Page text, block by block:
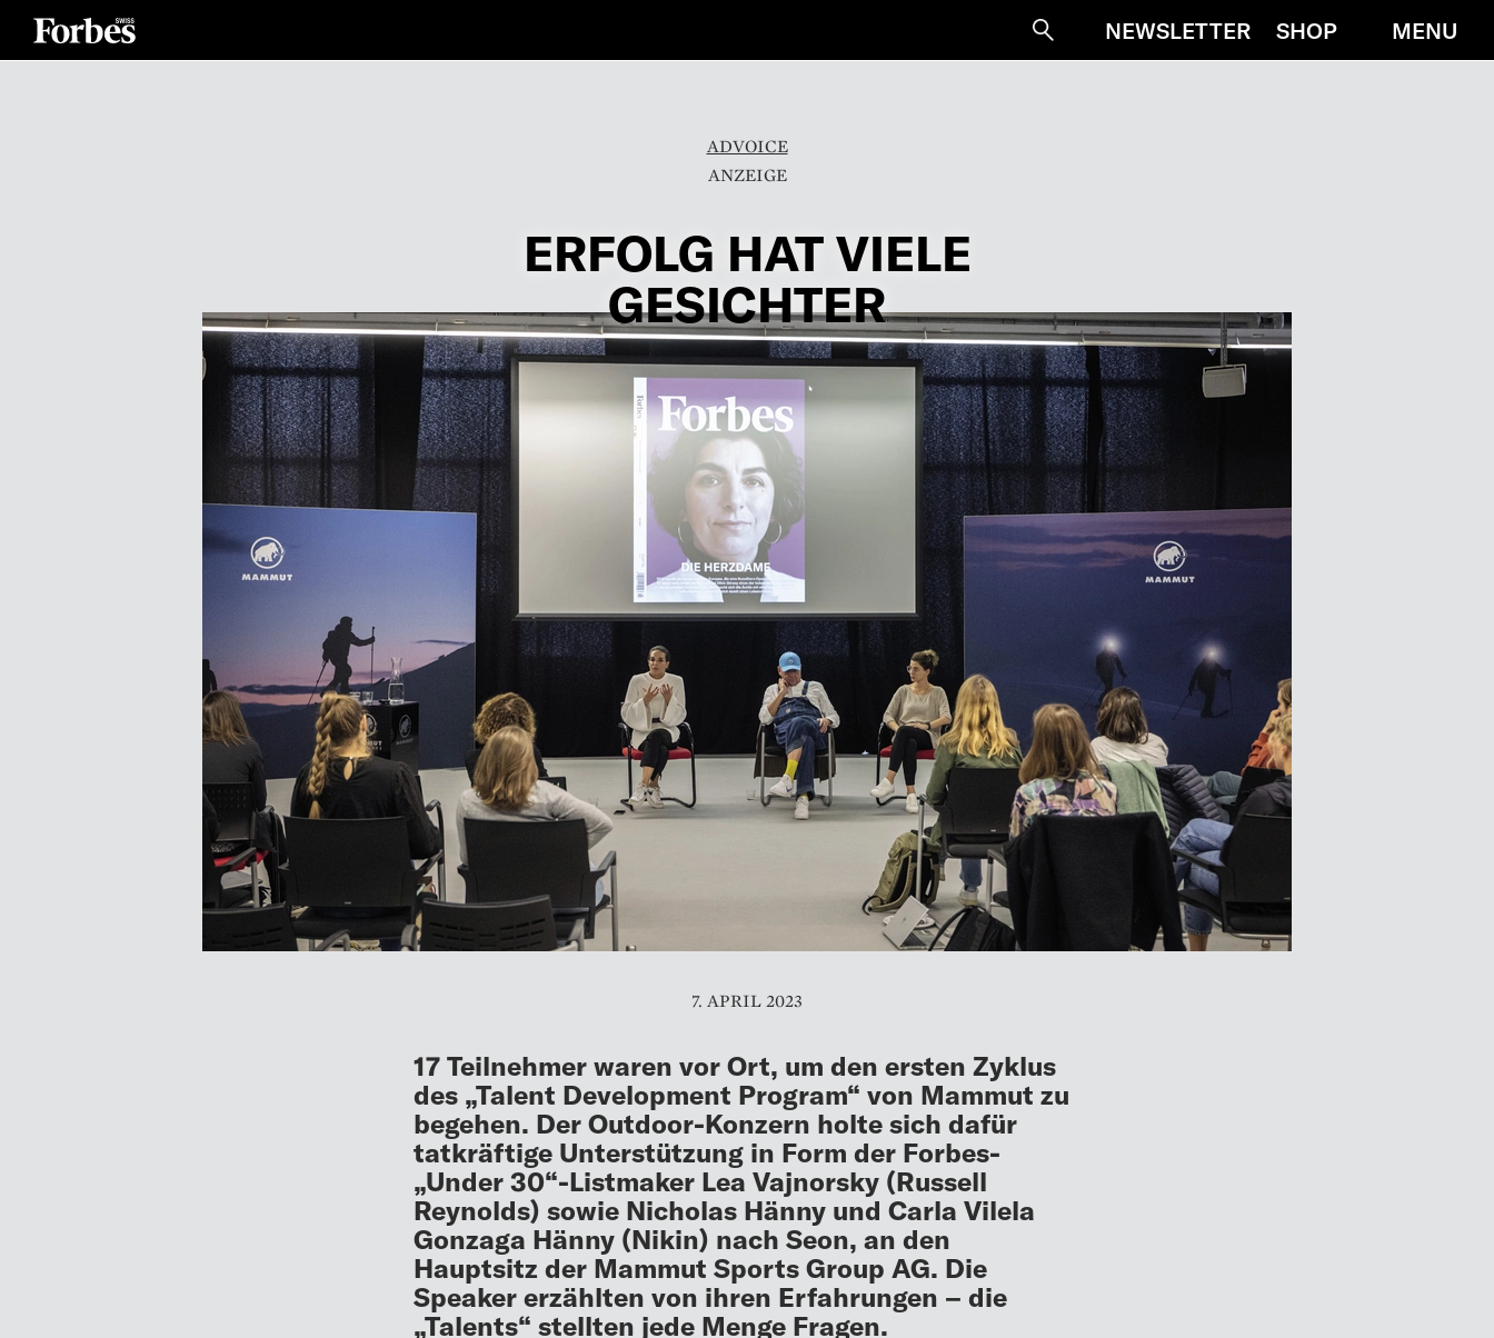
SucheNEWSLETTER SHOP MENU
ADVOICE
ERFOLG HAT VIELE
GESICHTER
7. APRIL 2023
17 Teilnehmer waren vor Ort, um den ersten Zyklus
des „Talent Development Program“ von Mammut zu
begehen. Der Outdoor-Konzern holte sich dafür
tatkräftige Unterstützung in Form der Forbes-
„Under 30“-Listmaker Lea Vajnorsky (Russell
Reynolds) sowie Nicholas Hänny und Carla Vilela
Gonzaga Hänny (Nikin) nach Seon, an den
Hauptsitz der Mammut Sports Group AG. Die
Speaker erzählten von ihren Erfahrungen – die
„Talents“ stellten jede Menge Fragen.